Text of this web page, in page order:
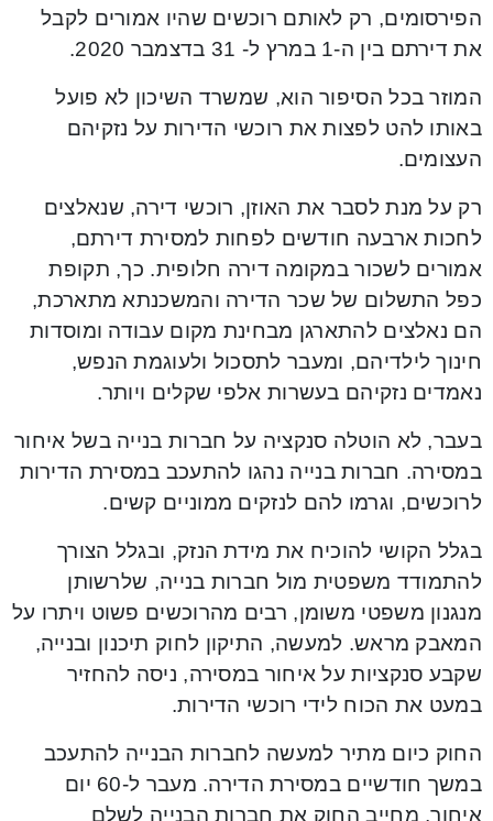
הפירסומים, רק לאותם רוכשים שהיו אמורים לקבל
את דירתם בין ה-1 במרץ ל- 31 בדצמבר 2020.
המוזר בכל הסיפור הוא, שמשרד השיכון לא פועל
באותו להט לפצות את רוכשי הדירות על נזקיהם
העצומים.
רק על מנת לסבר את האוזן, רוכשי דירה, שנאלצים
לחכות ארבעה חודשים לפחות למסירת דירתם,
אמורים לשכור במקומה דירה חלופית. כך, תקופת
כפל התשלום של שכר הדירה והמשכנתא מתארכת,
הם נאלצים להתארגן מבחינת מקום עבודה ומוסדות
חינוך לילדיהם, ומעבר לתסכול ולעוגמת הנפש,
נאמדים נזקיהם בעשרות אלפי שקלים ויותר.
בעבר, לא הוטלה סנקציה על חברות בנייה בשל איחור
במסירה. חברות בנייה נהגו להתעכב במסירת הדירות
לרוכשים, וגרמו להם לנזקים ממוניים קשים.
בגלל הקושי להוכיח את מידת הנזק, ובגלל הצורך
להתמודד משפטית מול חברות בנייה, שלרשותן
מנגנון משפטי משומן, רבים מהרוכשים פשוט ויתרו על
המאבק מראש. למעשה, התיקון לחוק תיכנון ובנייה,
שקבע סנקציות על איחור במסירה, ניסה להחזיר
במעט את הכוח לידי רוכשי הדירות.
החוק כיום מתיר למעשה לחברות הבנייה להתעכב
במשך חודשיים במסירת הדירה. מעבר ל-60 יום
איחור, מחייב החוק את חברות הבנייה לשלם